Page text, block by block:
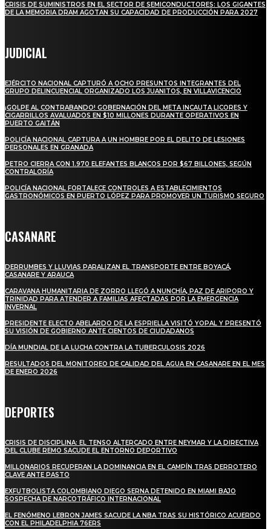
CRISIS DE SUMINISTROS EN EL SECTOR DE SEMICONDUCTORES: LOS GIGANTES
DE LA MEMORIA DRAM AGOTAN SU CAPACIDAD DE PRODUCCIÓN PARA 2027
JUDICIAL
EJÉRCITO NACIONAL CAPTURÓ A OCHO PRESUNTOS INTEGRANTES DEL
GRUPO DELINCUENCIAL ORGANIZADO LOS JUANITOS, EN VILLAVICENCIO
¡GOLPE AL CONTRABANDO! GOBERNACIÓN DEL META INCAUTA LICORES Y
CIGARRILLOS AVALUADOS EN $10 MILLONES DURANTE OPERATIVOS EN
PUERTO GAITÁN
POLICÍA NACIONAL CAPTURA A UN HOMBRE POR EL DELITO DE LESIONES
PERSONALES EN GRANADA
PETRO CIERRA CON 1.970 ELEFANTES BLANCOS POR $67 BILLONES, SEGÚN
CONTRALORÍA
POLICÍA NACIONAL FORTALECE CONTROLES A ESTABLECIMIENTOS
GASTRONÓMICOS EN PUERTO LÓPEZ PARA PROMOVER UN TURISMO SEGURO
CASANARE
DERRUMBES Y LLUVIAS PARALIZAN EL TRANSPORTE ENTRE BOYACÁ,
CASANARE Y ARAUCA
CARAVANA HUMANITARIA DE ZORRO LLEGÓ A NUNCHÍA, PAZ DE ARIPORO Y
TRINIDAD PARA ATENDER A FAMILIAS AFECTADAS POR LA EMERGENCIA
INVERNAL
PRESIDENTE ELECTO ABELARDO DE LA ESPRIELLA VISITÓ YOPAL Y PRESENTÓ
SU VISIÓN DE GOBIERNO ANTE CIENTOS DE CIUDADANOS
DÍA MUNDIAL DE LA LUCHA CONTRA LA TUBERCULOSIS 2026
RESULTADOS DEL MONITOREO DE CALIDAD DEL AGUA EN CASANARE EN EL MES
DE ENERO 2026
DEPORTES
CRISIS DE DISCIPLINA: EL TENSO ALTERCADO ENTRE NEYMAR Y LA DIRECTIVA
DEL CLUBE REMO SACUDE EL ENTORNO DEPORTIVO
MILLONARIOS RECUPERAN LA DOMINANCIA EN EL CAMPÍN TRAS DERROTERO
CLAVE ANTE PASTO
EXFUTBOLISTA COLOMBIANO DIEGO SERNA DETENIDO EN MIAMI BAJO
SOSPECHA DE NARCOTRÁFICO INTERNACIONAL
EL FENÓMENO LEBRON JAMES SACUDE LA NBA TRAS SU HISTÓRICO ACUERDO
CON EL PHILADELPHIA 76ERS